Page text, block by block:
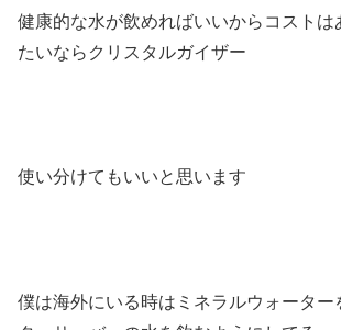
健康的な水が飲めればいいからコストは
たいならクリスタルガイザー
使い分けてもいいと思います
僕は海外にいる時はミネラルウォーター